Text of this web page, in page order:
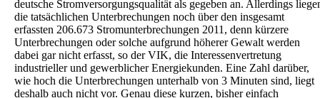
deutsche Stromversorgungsqualität als gegeben an. Allerdings
die tatsächlichen Unterbrechungen noch über den insgesamt
erfassten 206.673 Stromunterbrechungen 2011, denn kürzere
Unterbrechungen oder solche aufgrund höherer Gewalt werden
dabei gar nicht erfasst, so der VIK, die Interessenvertretung
industrieller und gewerblicher Energiekunden. Eine Zahl darüber,
wie hoch die Unterbrechungen unterhalb von 3 Minuten sind, liegt
deshalb auch nicht vor. Genau diese kurzen, bisher einfach